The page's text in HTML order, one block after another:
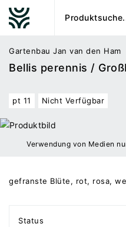
Gartenbau Jan van den Ham
Bellis perennis /
pt 11 Nicht Verfügbar
Verwendung von Medien
gefranste Blüte, rot, rosa,
Status